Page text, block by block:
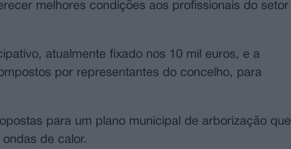
melhores condições aos profissionais do setor
atualmente fixado nos 10 mil euros, e a
por representantes do concelho, para
para um plano municipal de arborização que
de calor.